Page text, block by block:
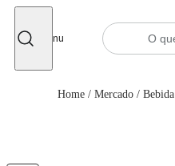
Menu
Home / Mercado / Bebida